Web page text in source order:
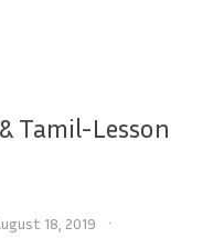
Tamil-Lesson
18, 2019